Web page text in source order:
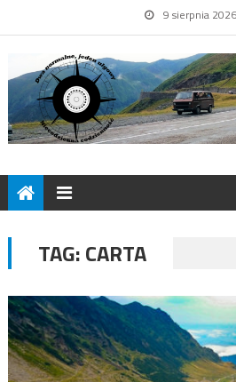
9 sierpnia 2026
TAG:CARTA